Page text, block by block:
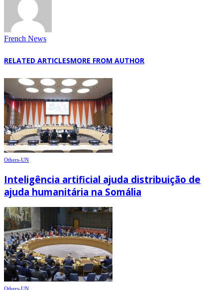
French News
RELATED ARTICLESMORE FROM AUTHOR
Others-UN
Inteligência artificial ajuda distribuição de
ajuda humanitária na Somália
Others-UN